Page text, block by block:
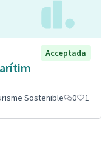
Acceptada
Sostenible 0 1